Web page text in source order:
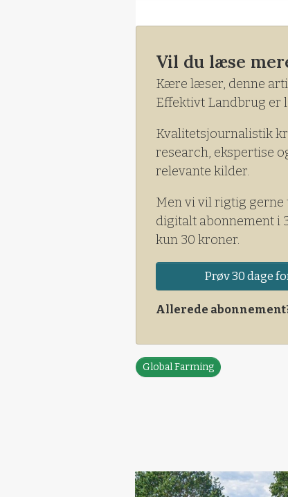
Vil du læse
Kære læser, denne
Effektivt Landbrug er
Kvalitetsjournalistik
research, ekspertise
relevante kilder.
Men vi vil rigtig gerne
digitalt abonnement i
kun 30 kroner.
Prøv 30 dage
Allerede
Global Farming